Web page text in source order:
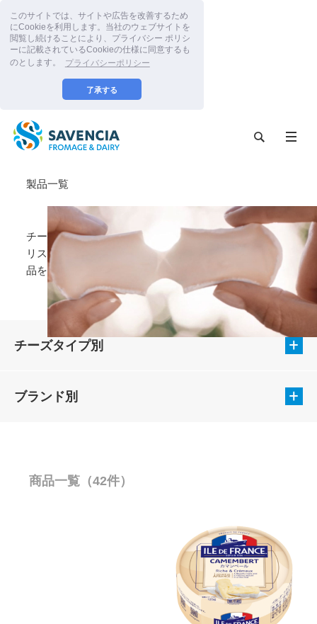
このサイトでは、サイトや広告を改善するため
にCookieを利用します。当社のウェブサイトを
閲覧し続けることにより、プライバシー ポリシ
ーに記載されているCookieの仕様に同意するも
のとします。
プライバシーポリシー
了承する
製品一覧
チーズの本場フランスを拠点とするチーズのスペシャ
リストとして、美味しさと品質を兼ね備えた数々の製
品をお届けしています。
チーズタイプ別
ブランド別
商品一覧（42件）